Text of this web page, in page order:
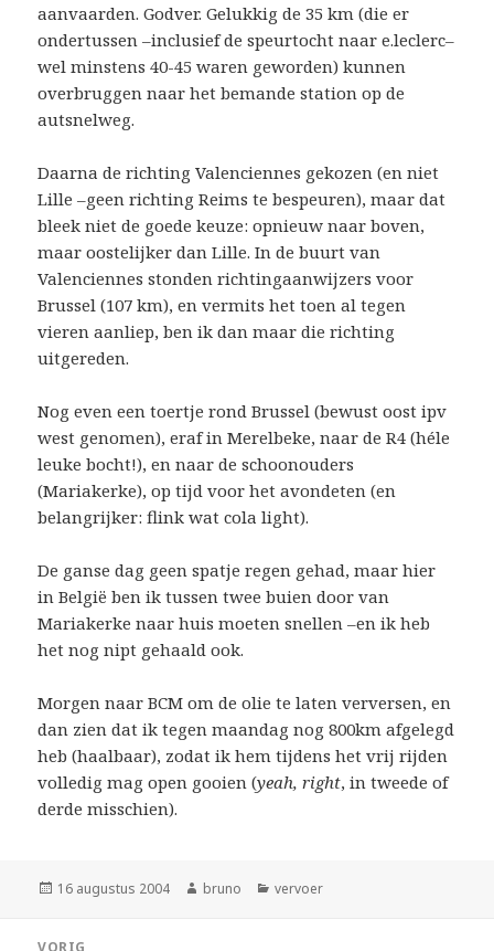
aanvaarden. Godver. Gelukkig de 35 km (die er
ondertussen –inclusief de speurtocht naar e.leclerc–
wel minstens 40-45 waren geworden) kunnen
overbruggen naar het bemande station op de
autsnelweg.
Daarna de richting Valenciennes gekozen (en niet
Lille –geen richting Reims te bespeuren), maar dat
bleek niet de goede keuze: opnieuw naar boven,
maar oostelijker dan Lille. In de buurt van
Valenciennes stonden richtingaanwijzers voor
Brussel (107 km), en vermits het toen al tegen
vieren aanliep, ben ik dan maar die richting
uitgereden.
Nog even een toertje rond Brussel (bewust oost ipv
west genomen), eraf in Merelbeke, naar de R4 (héle
leuke bocht!), en naar de schoonouders
(Mariakerke), op tijd voor het avondeten (en
belangrijker: flink wat cola light).
De ganse dag geen spatje regen gehad, maar hier
in België ben ik tussen twee buien door van
Mariakerke naar huis moeten snellen –en ik heb
het nog nipt gehaald ook.
Morgen naar BCM om de olie te laten verversen, en
dan zien dat ik tegen maandag nog 800km afgelegd
heb (haalbaar), zodat ik hem tijdens het vrij rijden
volledig mag open gooien (yeah, right, in tweede of
derde misschien).
Geplaatst
16 augustus 2004 Auteur
bruno Categorieën
vervoer